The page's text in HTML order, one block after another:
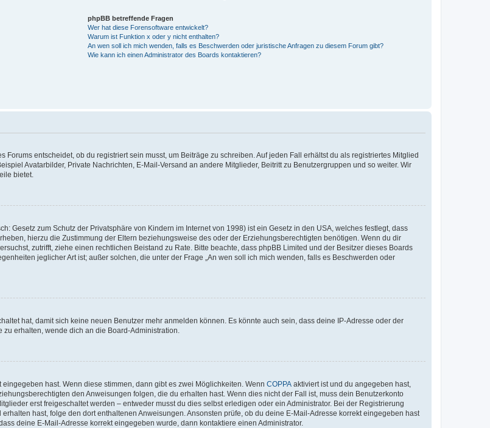
phpBB betreffende Fragen
Wer hat diese Forensoftware entwickelt?
Warum ist Funktion x oder y nicht enthalten?
An wen soll ich mich wenden, falls es Beschwerden oder juristische Anfragen zu diesem Forum gibt?
Wie kann ich einen Administrator des Boards kontaktieren?
entscheidet, ob du registriert sein musst, um Beiträge zu schreiben. Auf jeden Fall erhältst du als registriertes Mitglied
Avatarbilder, Private Nachrichten, E-Mail-Versand an andere Mitglieder, Beitritt zu Benutzergruppen und so weiter. Wir
bietet.
Gesetz zum Schutz der Privatsphäre von Kindern im Internet von 1998) ist ein Gesetz in den USA, welches festlegt, dass
hierzu die Zustimmung der Eltern beziehungsweise des oder der Erziehungsberechtigten benötigen. Wenn du dir
zutrifft, ziehe einen rechtlichen Beistand zu Rate. Bitte beachte, dass phpBB Limited und der Besitzer dieses Boards
jeglicher Art ist; außer solchen, die unter der Frage „An wen soll ich mich wenden, falls es Beschwerden oder
hat, damit sich keine neuen Benutzer mehr anmelden können. Es könnte auch sein, dass deine IP-Adresse oder der
erhalten, wende dich an die Board-Administration.
hast. Wenn diese stimmen, dann gibt es zwei Möglichkeiten. Wenn COPPA aktiviert ist und du angegeben hast,
den Anweisungen folgen, die du erhalten hast. Wenn dies nicht der Fall ist, muss dein Benutzerkonto
erst freigeschaltet werden – entweder musst du dies selbst erledigen oder ein Administrator. Bei der Registrierung
hast, folge den dort enthaltenen Anweisungen. Ansonsten prüfe, ob du deine E-Mail-Adresse korrekt eingegeben hast
deine E-Mail-Adresse korrekt eingegeben wurde, dann kontaktiere einen Administrator.